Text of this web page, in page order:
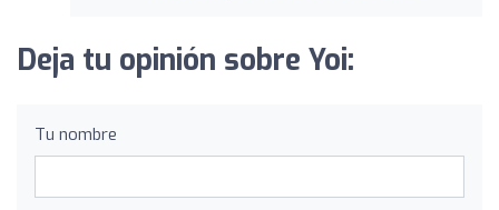
Deja tu opinión sobre Yoi:
Tu nombre